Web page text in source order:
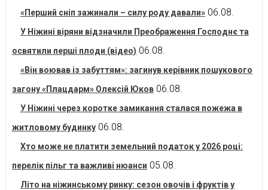
«Перший сніп зажинали – силу роду давали» 06.08.
У Ніжині віряни відзначили Преображення Господнє та
освятили перші плоди (відео) 06.08.
«Він воював із забуттям»: загинув керівник пошукового
загону «Плацдарм» Олексій Юков 06.08.
У Ніжині через коротке замикання сталася пожежа в
житловому будинку 06.08.
Хто може не платити земельний податок у 2026 році:
перелік пільг та важливі нюанси 05.08.
Літо на ніжинському ринку: сезон овочів і фруктів у